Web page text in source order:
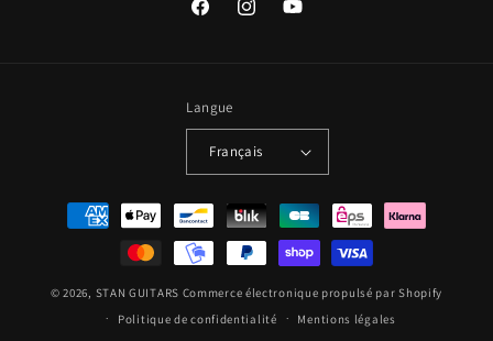
FacebookInstagramYouTube
Langue
Français
Moyens
© 2026, STAN GUITARS Commerce électronique propulsé par Shopify
Politique de confidentialité
Mentions légales